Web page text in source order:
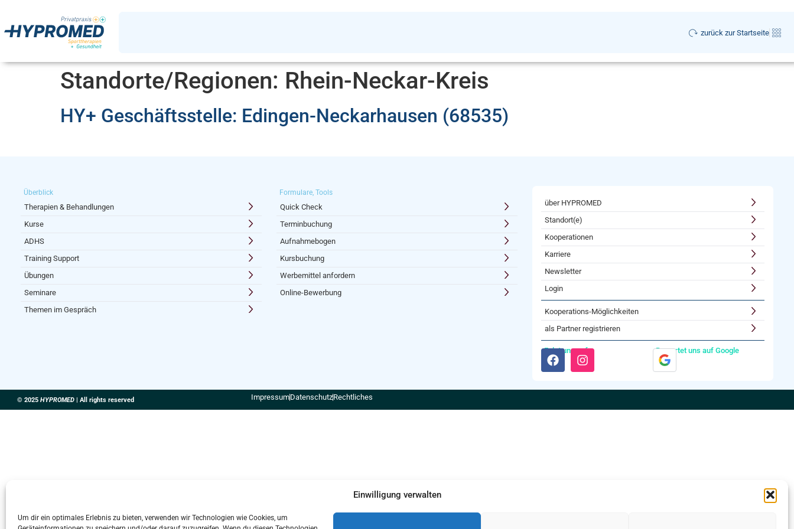
Einwilligung verwalten
Um dir ein optimales Erlebnis zu bieten, verwenden wir Technologien wie Cookies, um
zurück zur Startseite
Standorte/Regionen: Rhein-Neckar-Kreis
HY+ Geschäftsstelle: Edingen-Neckarhausen (68535)
Überblick
Therapien & Behandlungen
Kurse
ADHS
Training Support
Übungen
Seminare
Themen im Gespräch
Formulare, Tools
Quick Check
Terminbuchung
Aufnahmebogen
Kursbuchung
Werbemittel anfordern
Online-Bewerbung
über HYPROMED
Standort(e)
Kooperationen
Karriere
Newsletter
Login
Kooperations-Möglichkeiten
als Partner registrieren
Folgt uns auf: Bewertet uns auf Google
© 2025 HYPROMED | All rights reserved ImpressumDatenschutzRechtliches